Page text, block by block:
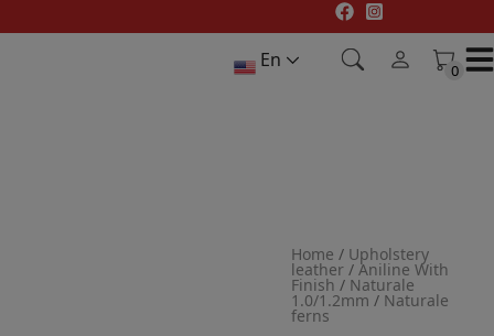
to
En 0
0
Home / Upholstery
leather / Aniline With
Finish / Naturale
1.0/1.2mm / Naturale
ferns